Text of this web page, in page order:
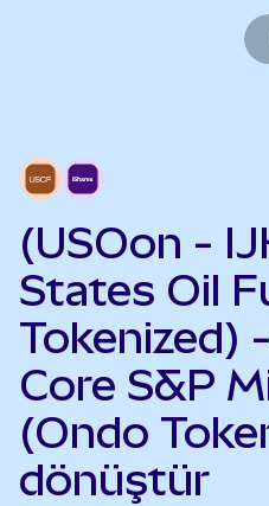
(USOon -
States Oil
Tokenized)
Core S&P
(Ondo
dönüştür